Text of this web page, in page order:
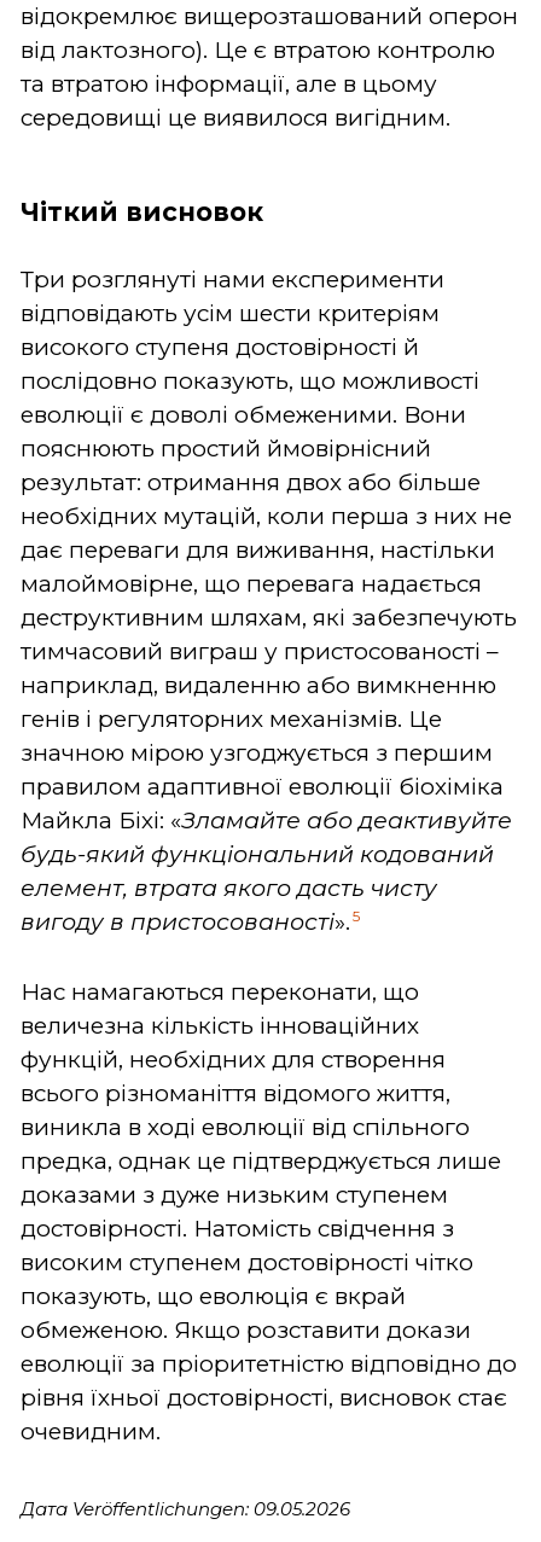
відокремлює вищерозташований оперон
від лактозного). Це є втратою контролю
та втратою інформації, але в цьому
середовищі це виявилося вигідним.
Чіткий висновок
Три розглянуті нами експерименти
відповідають усім шести критеріям
високого ступеня достовірності й
послідовно показують, що можливості
еволюції є доволі обмеженими. Вони
пояснюють простий ймовірнісний
результат: отримання двох або більше
необхідних мутацій, коли перша з них не
дає переваги для виживання, настільки
малоймовірне, що перевага надається
деструктивним шляхам, які забезпечують
тимчасовий виграш у пристосованості –
наприклад, видаленню або вимкненню
генів і регуляторних механізмів. Це
значною мірою узгоджується з першим
правилом адаптивної еволюції біохіміка
Майкла Біхі: «Зламайте або деактивуйте
будь-який функціональний кодований
елемент, втрата якого дасть чисту
вигоду в пристосованості». 5
Нас намагаються переконати, що
величезна кількість інноваційних
функцій, необхідних для створення
всього різноманіття відомого життя,
виникла в ході еволюції від спільного
предка, однак це підтверджується лише
доказами з дуже низьким ступенем
достовірності. Натомість свідчення з
високим ступенем достовірності чітко
показують, що еволюція є вкрай
обмеженою. Якщо розставити докази
еволюції за пріоритетністю відповідно до
рівня їхньої достовірності, висновок стає
очевидним.
Дата Veröffentlichungen: 09.05.2026